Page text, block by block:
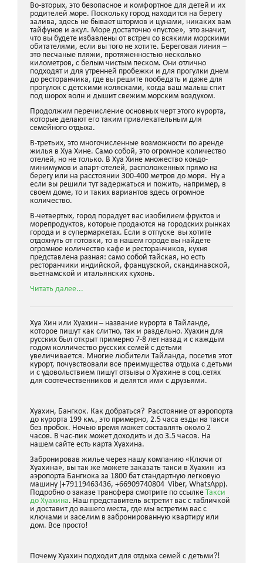
Во-вторых, это безопасное и комфортное для детей и их
родителей море. Поскольку город находится на берегу
залива, здесь не бывает штормов и цунами, никаких вам
тайфунов и акул. Море достаточно «пустое», это значит,
что вы будете избавлены от встреч со всякими морскими
обитателями, если вы того не хотите. Береговая линия –
это песчаные пляжи, протяженностью несколько
километров, с белым чистым песком. Они отлично
подходят и для утренней пробежки и для прогулки днем
до ресторанчика, где вы решите пообедать и даже для
прогулок с детскими колясками, когда ваш малыш спит
под шорох волн и дышит свежим морским воздухом.
Продолжим перечисление основных черт этого курорта,
которые делают его таким привлекательным для
семейного отдыха.
В-третьих, это многочисленные возможности по аренде
жилья в Хуа Хине. Само собой, это огромное количество
отелей, но не только. В Хуа Хине множество кондо-
минимумов и апарт-отелей, расположенных прямо на
берегу или на расстоянии 300-400 метров до моря. Ну а
если вы решили тут задержаться и пожить, например, в
своем доме, то и таких вариантов здесь огромное
количество.
В-четвертых, город порадует вас изобилием фруктов и
морепродуктов, которые продаются на городских рынках
города и в супермаркетах. Если в отпуске вы хотите
отдохнуть от готовки, то в нашем городе вы найдете
огромное количество кафе и ресторанчиков, кухня
представлена разная: само собой тайская, но есть
ресторанчики индийской, французской, скандинавской,
вьетнамской и итальянских кухонь.
Читать далее...
Хуа Хин или Хуахин – название курорта в Тайланде,
которое пишут как слитно, так и раздельно. Хуахин для
русских был открыт примерно 7-8 лет назад и с каждым
годом колличество русских семей с детьми
увеличивается. Многие любители Тайланда, посетив этот
курорт, почувствовали все преимущества отдыха с детьми
и с удовольствием пишут отзывы о Хуахине в соц.сетях
для соотечественников и делятся ими с друзьями.
Хуахин, Бангкок. Как добраться? Расстояние от аэропорта
до курорта 199 км., это примерно, 2.5 часа езды на такси
без пробок. Ночью время может составлять около 2
часов. В час-пик может доходить и до 3.5 часов. На
нашем сайте есть карта Хуахина.
Забронировав жилье через нашу компанию «Ключи от
Хуахина», вы так же можете заказать такси в Хуахин из
аэропорта Бангкока за 1800 бат стандартную легковую
машину (+79119463436, +66909740804 Viber, WhatsApp).
Подробно о заказе трансфера смотрите по ссылке Такси
до Хуахина. Наш представитель встретит вас с табличкой
и доставит до вашего места, где мы встретим вас с
ключами и заселим в забронированную квартиру или
дом. Все просто!
Почему Хуахин подходит для отдыха семей с детьми?!